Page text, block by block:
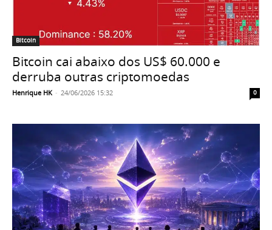
Bitcoin
Bitcoin cai abaixo dos US$ 60.000 e
derruba outras criptomoedas
Henrique HK - 24/06/2026 15:32 0